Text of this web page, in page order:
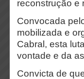
reconstrução e
Convocada
mobilizada e
Cabral, esta
vontade e da
Convicta de